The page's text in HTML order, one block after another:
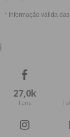
27,0k
Fans